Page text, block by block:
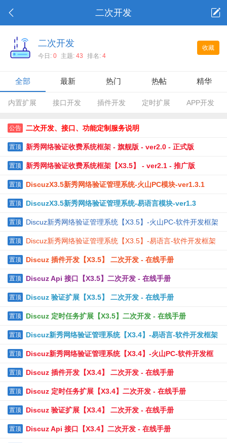
二次开发
收藏
二次开发
今日: 0 主题: 43 排名: 4
全部 最新 热门 热帖 精华
内置扩展 接口开发 插件开发 定时扩展 APP开发
公告 二次开发、接口、功能定制服务说明
置顶 新秀网络验证收费系统框架 - 旗舰版 - ver2.0 - 正式版
置顶 新秀网络验证收费系统框架【X3.5】 - ver2.1 - 推广版
置顶 DiscuzX3.5新秀网络验证管理系统-火山PC模块-ver1.3.1
置顶 DiscuzX3.5新秀网络验证管理系统-易语言模块-ver1.3
置顶 Discuz新秀网络验证管理系统【X3.5】-火山PC-软件开发框架
置顶 Discuz新秀网络验证管理系统【X3.5】-易语言-软件开发框架
置顶 Discuz 插件开发【X3.5】 二次开发 - 在线手册
置顶 Discuz Api 接口【X3.5】二次开发 - 在线手册
置顶 Discuz 验证扩展【X3.5】 二次开发 - 在线手册
置顶 Discuz 定时任务扩展【X3.5】二次开发 - 在线手册
置顶 Discuz新秀网络验证管理系统【X3.4】-易语言-软件开发框架
置顶 Discuz新秀网络验证管理系统【X3.4】-火山PC-软件开发框
架
置顶 Discuz 插件开发【X3.4】 二次开发 - 在线手册
置顶 Discuz 定时任务扩展【X3.4】二次开发 - 在线手册
置顶 Discuz 验证扩展【X3.4】 二次开发 - 在线手册
置顶 Discuz Api 接口【X3.4】二次开发 - 在线手册